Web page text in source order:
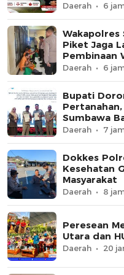
Daerah 6
Wakapolres
Piket Jaga
Pembinaan
Daerah 6
Bupati
Sumbawa
Daerah 7
Dokkes
Kesehatan
Masyarakat
Daerah 8
Peresean
Utara dan
Daerah 20